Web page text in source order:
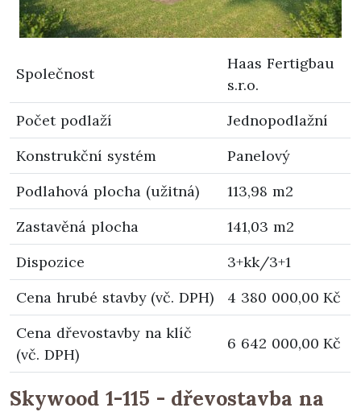
Společnost
Haas Fertigbau
s.r.o.
Počet podlaží
Jednopodlažní
Konstrukční systém
Panelový
Podlahová plocha (užitná)
113,98 m2
Zastavěná plocha
141,03 m2
Dispozice
3+kk/3+1
Cena hrubé stavby (vč. DPH)
4 380 000,00 Kč
Cena dřevostavby na klíč
(vč. DPH)
6 642 000,00 Kč
Skywood 1-115 - dřevostavba na